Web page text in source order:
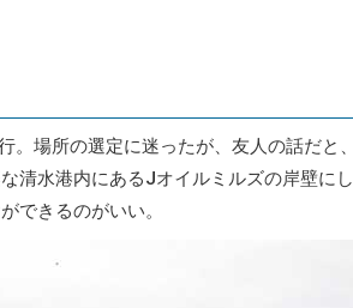
場所の選定に迷ったが、友人の話だと、
清水港内にあるJオイルミルズの岸壁にし
できるのがいい。